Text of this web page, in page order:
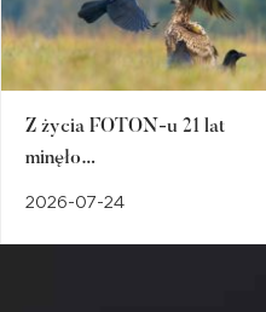
Z życia FOTON-u 21 lat
minęło…
2026-07-24